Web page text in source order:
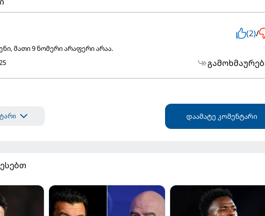
(2)/
მათი 9 ნომერი არაფერი არაა.
დაამატე კომენტარი